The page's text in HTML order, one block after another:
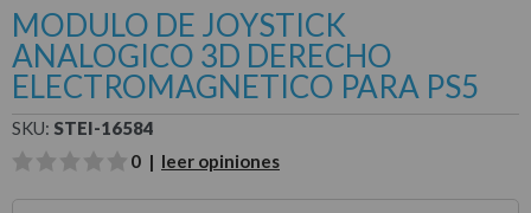
MODULO DE JOYSTICK
ANALOGICO 3D DERECHO
ELECTROMAGNETICO PARA PS5
SKU: STEI-16584
0 | leer opiniones